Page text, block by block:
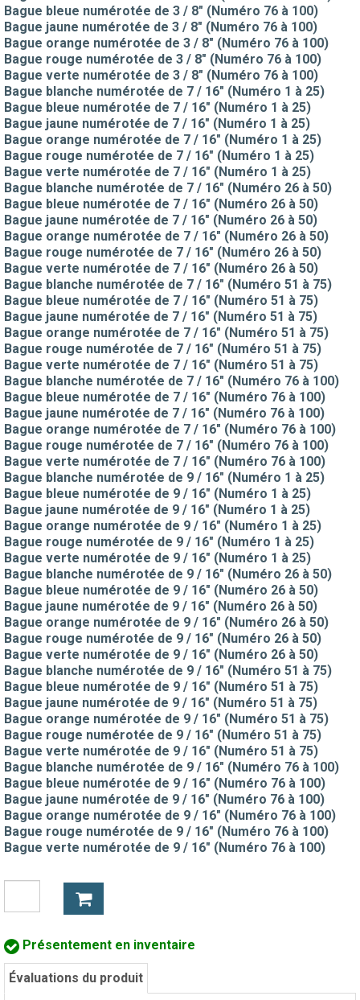
Bague bleue numérotée de 3 / 8" (Numéro 76 à 100)
Bague jaune numérotée de 3 / 8" (Numéro 76 à 100)
Bague orange numérotée de 3 / 8" (Numéro 76 à 100)
Bague rouge numérotée de 3 / 8" (Numéro 76 à 100)
Bague verte numérotée de 3 / 8" (Numéro 76 à 100)
Bague blanche numérotée de 7 / 16" (Numéro 1 à 25)
Bague bleue numérotée de 7 / 16" (Numéro 1 à 25)
Bague jaune numérotée de 7 / 16" (Numéro 1 à 25)
Bague orange numérotée de 7 / 16" (Numéro 1 à 25)
Bague rouge numérotée de 7 / 16" (Numéro 1 à 25)
Bague verte numérotée de 7 / 16" (Numéro 1 à 25)
Bague blanche numérotée de 7 / 16" (Numéro 26 à 50)
Bague bleue numérotée de 7 / 16" (Numéro 26 à 50)
Bague jaune numérotée de 7 / 16" (Numéro 26 à 50)
Bague orange numérotée de 7 / 16" (Numéro 26 à 50)
Bague rouge numérotée de 7 / 16" (Numéro 26 à 50)
Bague verte numérotée de 7 / 16" (Numéro 26 à 50)
Bague blanche numérotée de 7 / 16" (Numéro 51 à 75)
Bague bleue numérotée de 7 / 16" (Numéro 51 à 75)
Bague jaune numérotée de 7 / 16" (Numéro 51 à 75)
Bague orange numérotée de 7 / 16" (Numéro 51 à 75)
Bague rouge numérotée de 7 / 16" (Numéro 51 à 75)
Bague verte numérotée de 7 / 16" (Numéro 51 à 75)
Bague blanche numérotée de 7 / 16" (Numéro 76 à 100)
Bague bleue numérotée de 7 / 16" (Numéro 76 à 100)
Bague jaune numérotée de 7 / 16" (Numéro 76 à 100)
Bague orange numérotée de 7 / 16" (Numéro 76 à 100)
Bague rouge numérotée de 7 / 16" (Numéro 76 à 100)
Bague verte numérotée de 7 / 16" (Numéro 76 à 100)
Bague blanche numérotée de 9 / 16" (Numéro 1 à 25)
Bague bleue numérotée de 9 / 16" (Numéro 1 à 25)
Bague jaune numérotée de 9 / 16" (Numéro 1 à 25)
Bague orange numérotée de 9 / 16" (Numéro 1 à 25)
Bague rouge numérotée de 9 / 16" (Numéro 1 à 25)
Bague verte numérotée de 9 / 16" (Numéro 1 à 25)
Bague blanche numérotée de 9 / 16" (Numéro 26 à 50)
Bague bleue numérotée de 9 / 16" (Numéro 26 à 50)
Bague jaune numérotée de 9 / 16" (Numéro 26 à 50)
Bague orange numérotée de 9 / 16" (Numéro 26 à 50)
Bague rouge numérotée de 9 / 16" (Numéro 26 à 50)
Bague verte numérotée de 9 / 16" (Numéro 26 à 50)
Bague blanche numérotée de 9 / 16" (Numéro 51 à 75)
Bague bleue numérotée de 9 / 16" (Numéro 51 à 75)
Bague jaune numérotée de 9 / 16" (Numéro 51 à 75)
Bague orange numérotée de 9 / 16" (Numéro 51 à 75)
Bague rouge numérotée de 9 / 16" (Numéro 51 à 75)
Bague verte numérotée de 9 / 16" (Numéro 51 à 75)
Bague blanche numérotée de 9 / 16" (Numéro 76 à 100)
Bague bleue numérotée de 9 / 16" (Numéro 76 à 100)
Bague jaune numérotée de 9 / 16" (Numéro 76 à 100)
Bague orange numérotée de 9 / 16" (Numéro 76 à 100)
Bague rouge numérotée de 9 / 16" (Numéro 76 à 100)
Bague verte numérotée de 9 / 16" (Numéro 76 à 100)
Présentement en inventaire
Évaluations du produit